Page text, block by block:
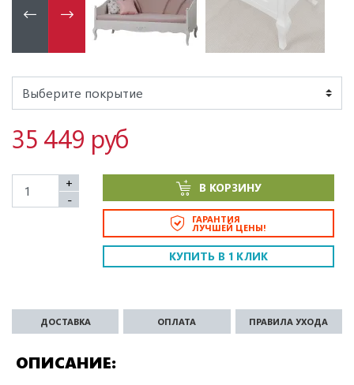
35 449 руб
+
-
В КОРЗИНУ
ГАРАНТИЯ
ЛУЧШЕЙ ЦЕНЫ!
КУПИТЬ В 1 КЛИК
ОПИСАНИЕ
ДОСТАВКА ОПЛАТА ПРАВИЛА УХОДА